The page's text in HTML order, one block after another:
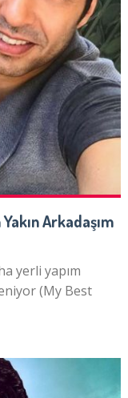
Arkadaşım
yerli yapım
(My Best